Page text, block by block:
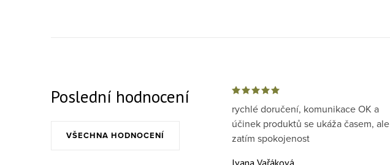
Poslední hodnocení
VŠECHNA HODNOCENÍ
rychlé doručení, komunikace OK a
účinek produktů se ukáža časem, ale
zatím spokojenost
Ivana Vařáková